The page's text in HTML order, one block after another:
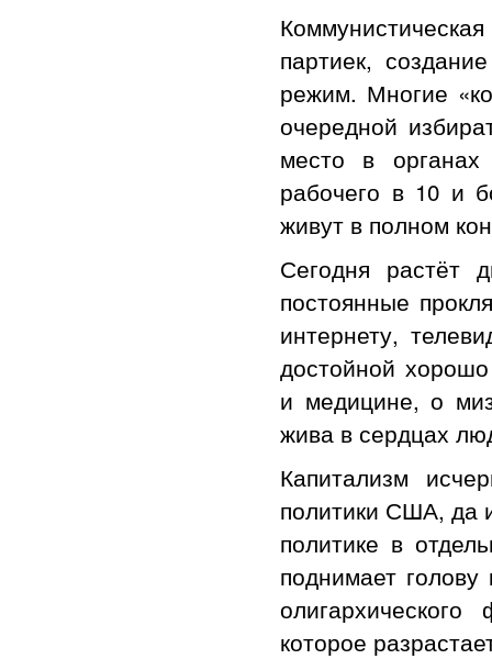
партиек,
режим. Многие
очередной
место в органах
рабочего в 10 и
живут в полном
Сегодня растёт
постоянные
интернету,
достойной
и медицине, о
жива в сердцах
Капитализм
политики США, да
политике в
поднимает
которое